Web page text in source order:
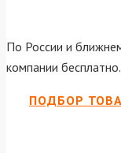
По России и
компании бесплатно.
ПОДБОР